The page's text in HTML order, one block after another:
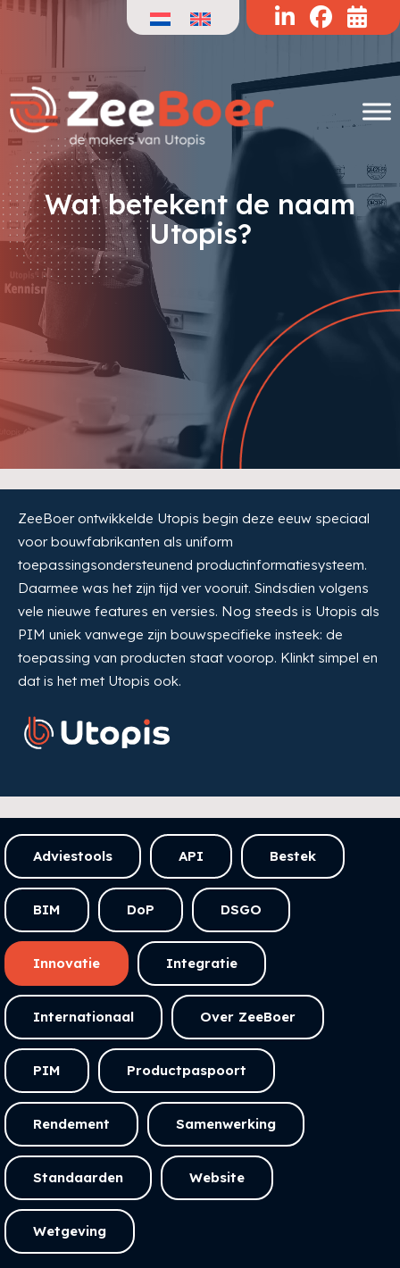
Doorgaan
inhoud
Wat betekent de naam
Utopis?
ZeeBoer ontwikkelde Utopis begin deze eeuw speciaal
voor bouwfabrikanten als uniform
toepassingsondersteunend productinformatiesysteem.
Daarmee was het zijn tijd ver vooruit. Sindsdien volgens
vele nieuwe features en versies. Nog steeds is Utopis als
PIM uniek vanwege zijn bouwspecifieke insteek: de
toepassing van producten staat voorop. Klinkt simpel en
dat is het met Utopis ook.
Adviestools API Bestek
BIM DoP DSGO
Innovatie Integratie
Internationaal Over ZeeBoer
PIM Productpaspoort
Rendement Samenwerking
Standaarden Website
Wetgeving